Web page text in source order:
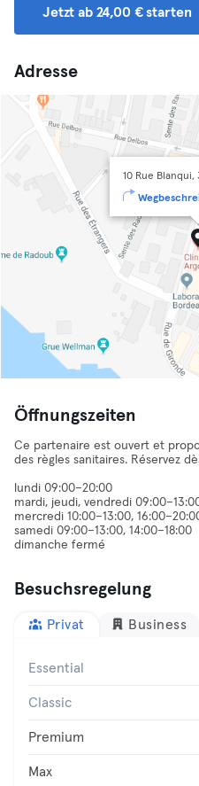
Jetzt ab 24,00 € starten
Adresse
10 Rue Blanqui,
Öffnungszeiten
Ce partenaire est ouvert et
des règles sanitaires. Réservez
lundi 09:00–20:00
mardi, jeudi, vendredi
mercredi 10:00–13:00,
samedi 09:00–13:00, 14:00–18:00
dimanche fermé
Besuchsregelung
Privat Business
Essential
Classic
Premium
Max